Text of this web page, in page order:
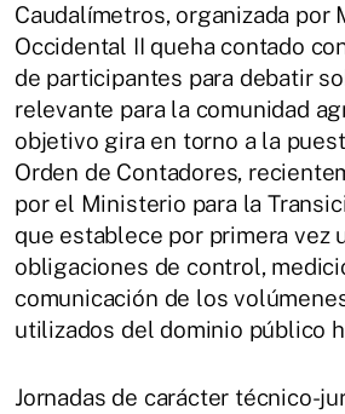
Caudalímetros, organizada por
Occidental II queha contado
de participantes para debatir
relevante para la comunidad
objetivo gira en torno a la
Orden de Contadores,
por el Ministerio para la
que establece por primera vez
obligaciones de control,
comunicación de los
utilizados del dominio público
Jornadas de carácter técnico-